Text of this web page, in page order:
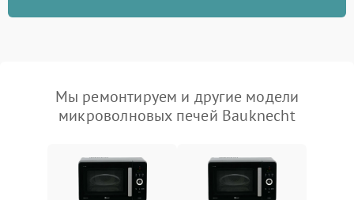
Мы ремонтируем и другие модели
микроволновых печей Bauknecht